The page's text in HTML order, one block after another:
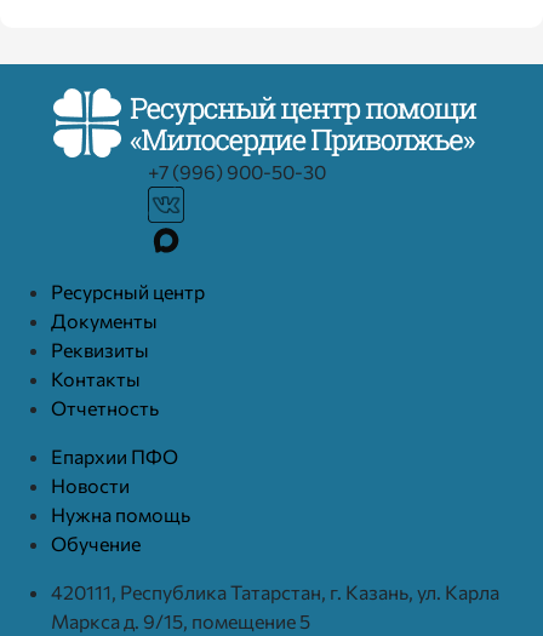
+7 (996) 900-50-30
Ресурcный центр
Документы
Реквизиты
Контакты
Отчетность
Епархии ПФО
Новости
Нужна помощь
Обучение
420111, Республика Татарстан, г. Казань, ул. Карла
Маркса д. 9/15, помещение 5